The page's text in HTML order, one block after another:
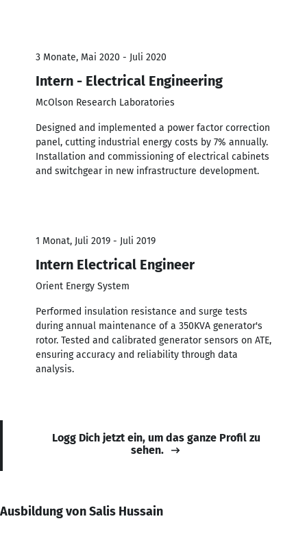
3 Monate, Mai 2020 - Juli 2020
Intern - Electrical Engineering
McOlson Research Laboratories
Designed and implemented a power factor correction
panel, cutting industrial energy costs by 7% annually.
Installation and commissioning of electrical cabinets
and switchgear in new infrastructure development.
1 Monat, Juli 2019 - Juli 2019
Intern Electrical Engineer
Orient Energy System
Performed insulation resistance and surge tests
during annual maintenance of a 350KVA generator's
rotor. Tested and calibrated generator sensors on ATE,
ensuring accuracy and reliability through data
analysis.
Logg Dich jetzt ein, um das ganze Profil zu
sehen.
Ausbildung von Salis Hussain